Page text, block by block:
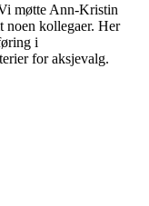
møtte Ann-Kristin
noen kollegaer. Her
i
for aksjevalg.